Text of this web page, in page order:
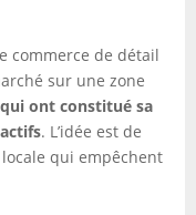
commerce de détail
sur une zone
ont constitué sa
. L’idée est de
qui empêchent